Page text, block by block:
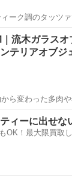
ーク調のタッツ
活用し易いサイ
底面にART D
インテリア雑貨/
流木ガラスオ
テリアオブジ
ら変わった多肉や
物が集まる観葉
を活かし、ガラス
テ...
インテリア雑貨/
ティーに出せな
OK！最大限買取